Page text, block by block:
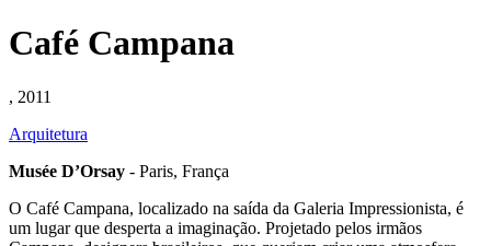
Café Campana
, 2011
Arquitetura
Musée D’Orsay - Paris, França
O Café Campana, localizado na saída da Galeria Impressionista, é
um lugar que desperta a imaginação. Projetado pelos irmãos